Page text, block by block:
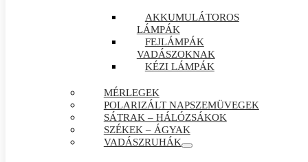
AKKUMULÁTOROS
LÁMPÁK
FEJLÁMPÁK
VADÁSZOKNAK
KÉZI LÁMPÁK
MÉRLEGEK
POLARIZÁLT NAPSZEMÜVEGEK
SÁTRAK – HÁLÓZSÁKOK
SZÉKEK – ÁGYAK
VADÁSZRUHÁK